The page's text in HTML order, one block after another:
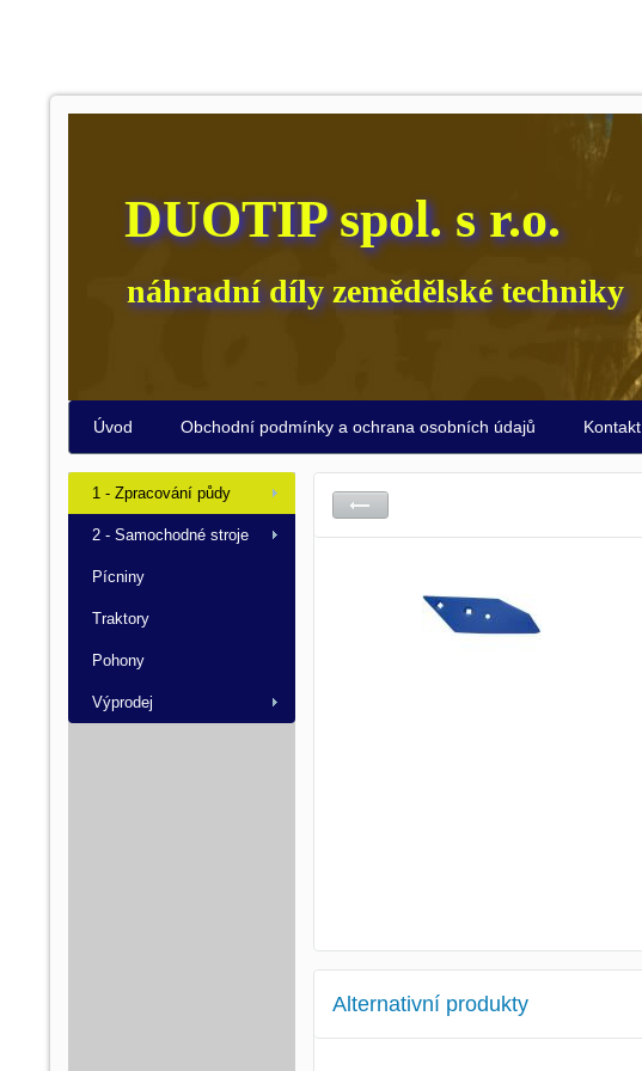
DUOTIP spol. s r.o.
náhradní díly zemědělské techniky
Úvod Obchodní podmínky a ochrana osobních údajů Kontakt
Alternativní produkty
1 - Zpracování půdy
2 - Samochodné stroje
Pícniny
Traktory
Pohony
Výprodej